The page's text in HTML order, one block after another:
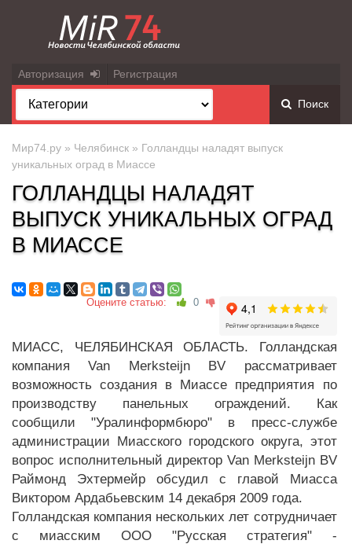
Авторизация Регистрация
Поиск
Мир74.ру » Челябинск » Голландцы наладят выпуск
уникальных оград в Миассе
ГОЛЛАНДЦЫ НАЛАДЯТ
ВЫПУСК УНИКАЛЬНЫХ ОГРАД
В МИАССЕ
Оцените статью: 0
МИАСС, ЧЕЛЯБИНСКАЯ ОБЛАСТЬ. Голландская
компания Van Merksteijn BV рассматривает
возможность создания в Миассе предприятия по
производству панельных ограждений. Как
сообщили "Уралинформбюро" в пресс-службе
администрации Миасского городского округа, этот
вопрос исполнительный директор Van Merksteijn BV
Раймонд Эхтермейр обсудил с главой Миасса
Виктором Ардабьевским 14 декабря 2009 года.
Голландская компания нескольких лет сотрудничает
с миасским ООО "Русская стратегия" -